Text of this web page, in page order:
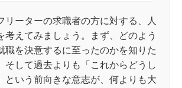
リーターの求職者の方に対する、人
考えてみましょう。まず、どのよう
職を決意するに至ったのかを知りた
そして過去よりも「これからどうし
という前向きな意志が、何よりも大